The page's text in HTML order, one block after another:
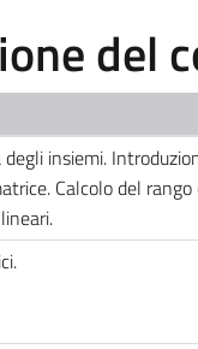
del
insiemi.
Calcolo del